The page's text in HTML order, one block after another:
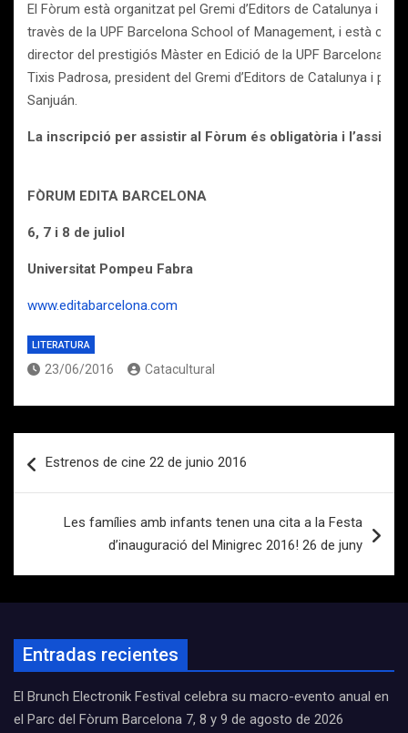
El Fòrum està organitzat pel Gremi d’Editors de Catalunya i la
travès de la UPF Barcelona School of Management, i està
director del prestigiós Màster en Edició de la UPF Barcelona
Tixis Padrosa, president del Gremi d’Editors de Catalunya i pel
Sanjuán.
La inscripció per assistir al Fòrum és obligatòria i
FÒRUM EDITA BARCELONA
6, 7 i 8 de juliol
Universitat Pompeu Fabra
www.editabarcelona.com
LITERATURA
23/06/2016 Catacultural
de
Estrenos de cine 22 de junio 2016
Les famílies amb infants tenen una cita a la Festa
d’inauguració del Minigrec 2016! 26 de juny
Entradas recientes
El Brunch Electronik Festival celebra su macro-evento anual en
el Parc del Fòrum Barcelona 7, 8 y 9 de agosto de 2026